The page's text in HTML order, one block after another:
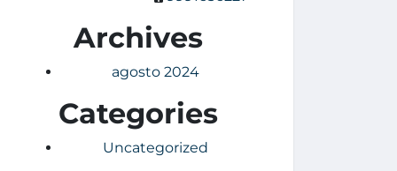
Archives
agosto 2024
Categories
Uncategorized